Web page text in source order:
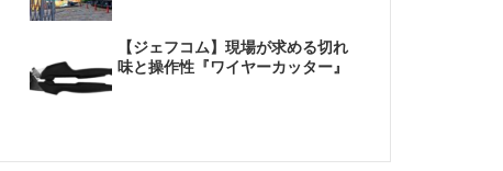
【ジェフコム】現場が求める切れ
味と操作性『ワイヤーカッター』